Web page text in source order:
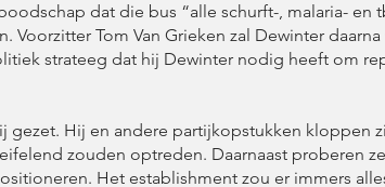
dat die bus “alle schurft-, malaria- en
Tom Van Grieken zal Dewinter
strateeg dat hij Dewinter nodig heeft om
gezet. Hij en andere partijkopstukken kloppen
zouden optreden. Daarnaast proberen
Het establishment zou er immers